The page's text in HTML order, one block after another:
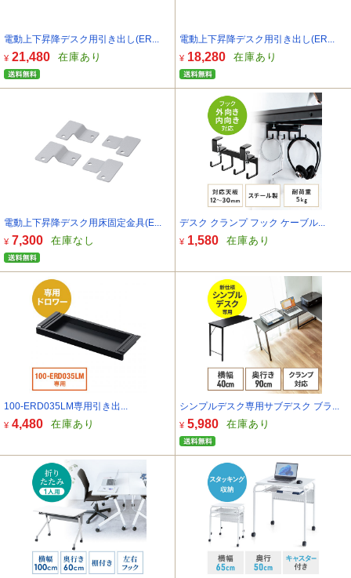
電動上下昇降デスク用引き出し(ER...
¥ 21,480 在庫あり
電動上下昇降デスク用引き出し(ER...
¥ 18,280 在庫あり
電動上下昇降デスク用床固定金具(E...
¥ 7,300 在庫なし
デスク クランプ フック ケーブル...
¥ 1,580 在庫あり
100-ERD035LM専用引き出...
¥ 4,480 在庫あり
シンプルデスク専用サブデスク ブラ...
¥ 5,980 在庫あり